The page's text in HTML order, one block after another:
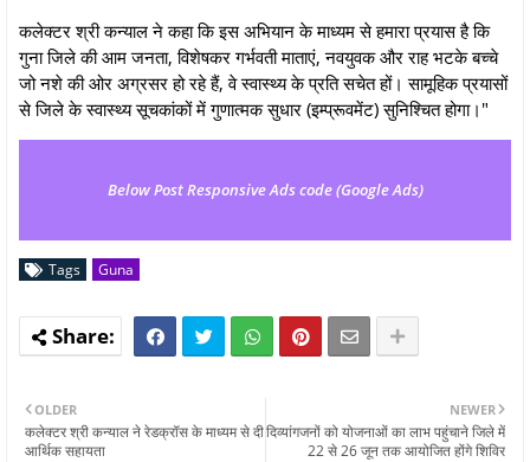
कलेक्टर श्री कन्‍याल ने कहा कि इस अभियान के माध्यम से हमारा प्रयास है कि
गुना जिले की आम जनता, विशेषकर गर्भवती माताएं, नवयुवक और राह भटके बच्चे
जो नशे की ओर अग्रसर हो रहे हैं, वे स्वास्थ्य के प्रति सचेत हों। सामूहिक प्रयासों
से जिले के स्वास्थ्य सूचकांकों में गुणात्मक सुधार (इम्प्रूवमेंट) सुनिश्चित होगा।"
Below Post Responsive Ads code (Google Ads)
Tags Guna
NEWER
दिव्यांगजनों को योजनाओं का लाभ पहुंचाने जिले में
22 से 26 जून तक आयोजित होंगे शिविर
OLDER
कलेक्टर श्री कन्याल ने रेडक्रॉस के माध्यम से दी
आर्थिक सहायता